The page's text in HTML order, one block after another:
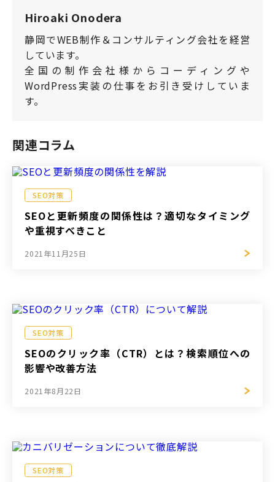
Hiroaki Onodera
静岡でWEB制作＆コンサルティング会社を経営
しています。
全国の制作会社様からコーディングや
WordPress実装の仕事をお引き受けしていま
す。
関連コラム
SEO対策
SEOと更新頻度の関係性は？適切なタイミング
や重視すべきこと
2021年11月25日
SEO対策
SEOのクリック率（CTR）とは？検索順位への
影響や改善方法
2021年8月22日
SEO対策